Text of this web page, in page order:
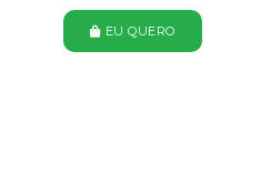
EU QUERO